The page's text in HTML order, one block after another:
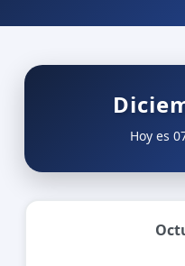
Hoy es